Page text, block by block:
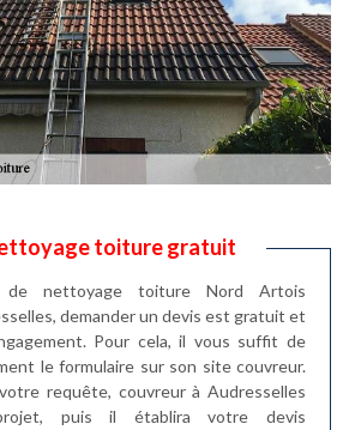
toiture gratuit
de nettoyage toiture Nord Artois
demander un devis est gratuit et
Pour cela, il vous suffit de
le formulaire sur son site couvreur.
requête, couvreur à Audresselles
puis il établira votre devis